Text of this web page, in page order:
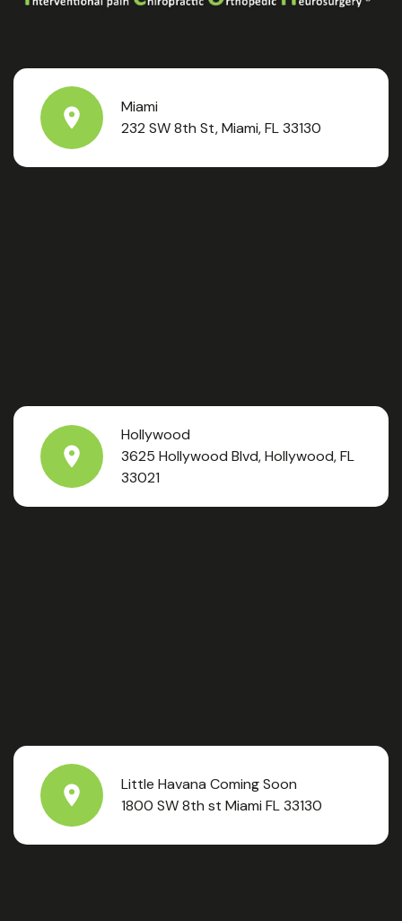
Miami
232 SW 8th St, Miami, FL 33130
Hollywood
3625 Hollywood Blvd, Hollywood, FL
33021
Little Havana Coming Soon
1800 SW 8th st Miami FL 33130